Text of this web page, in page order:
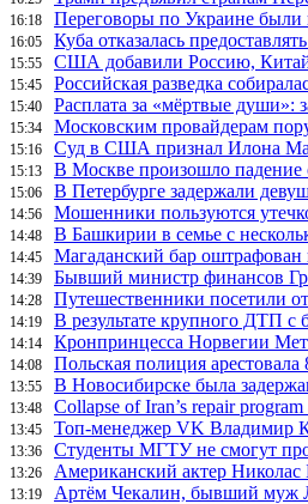
16:18 Переговоры по Украине были
16:05 Куба отказалась
15:55 США добавили Россию,
15:45 Российская разведка
15:40 Расплата за «мёртвые
15:34 Московским провайдерам
15:16 Суд в США признал Илона
15:13 В Москве произошло падение
15:06 В Петербурге задержали
14:56 Мошенники пользуются
14:48 В Башкирии в семье с
14:45 Магаданский бар оштрафован
14:39 Бывший министр финансов
14:28 Путешественники посетили
14:19 В результате крупного ДТП с
14:14 Кронпринцесса Норвегии
14:08 Польская полиция
13:55 В Новосибирске была
13:48 Collapse of Iran’s repair
13:45 Топ-менеджер VK Владимир
13:36 Студенты МГТУ не смогут
13:26 Американский актер Николас
13:19 Артём Чекалин, бывший муж